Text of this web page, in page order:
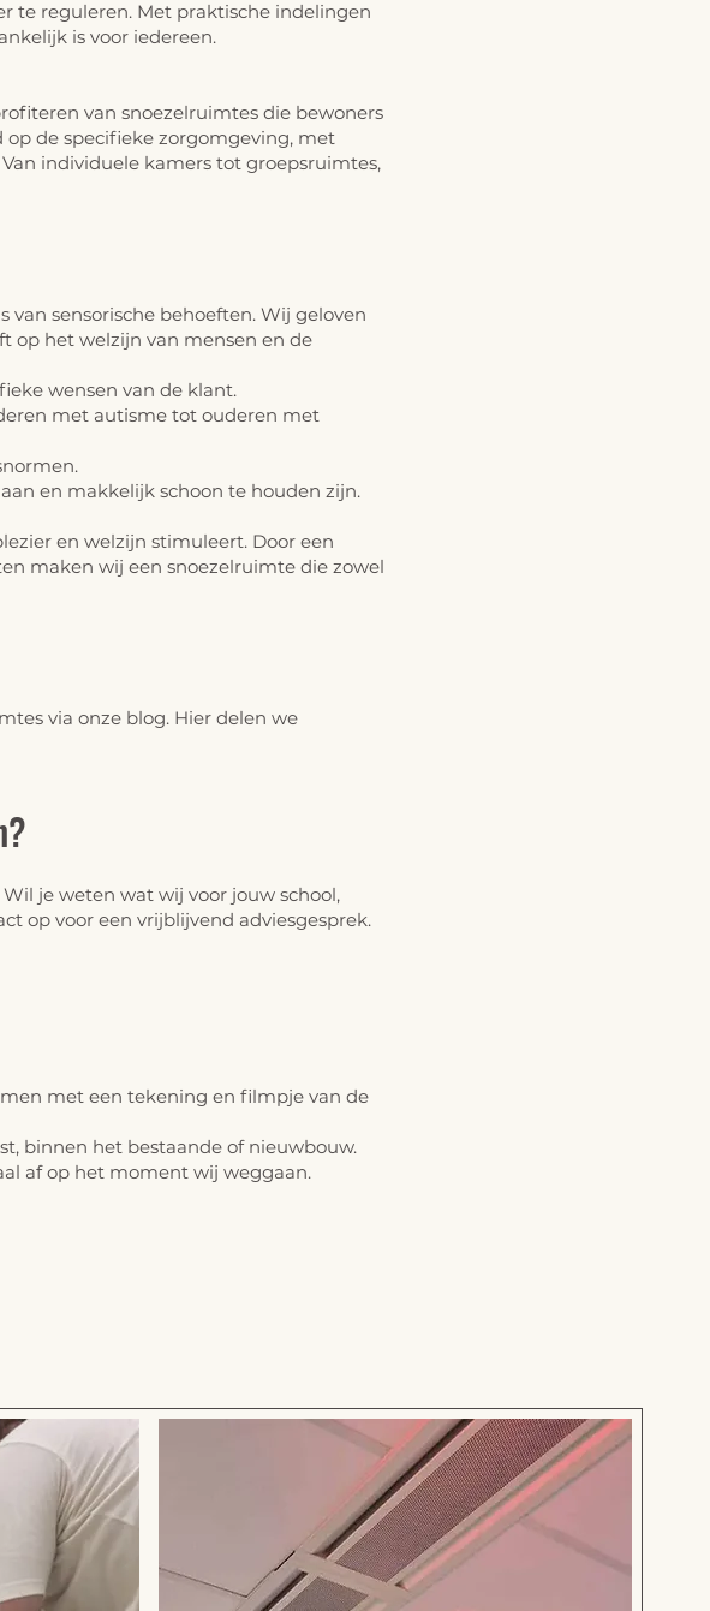
te reguleren. Met praktische indelingen
is voor iedereen.
van snoezelruimtes die bewoners
de specifieke zorgomgeving, met
individuele kamers tot groepsruimtes,
sensorische behoeften. Wij geloven
op het welzijn van mensen en de
wensen van de klant.
met autisme tot ouderen met
en makkelijk schoon te houden zijn.
en welzijn stimuleert. Door een
maken wij een snoezelruimte die zowel
via onze blog. Hier delen we
je weten wat wij voor jouw school,
op voor een vrijblijvend adviesgesprek.
met een tekening en filmpje van de
binnen het bestaande of nieuwbouw.
af op het moment wij weggaan.